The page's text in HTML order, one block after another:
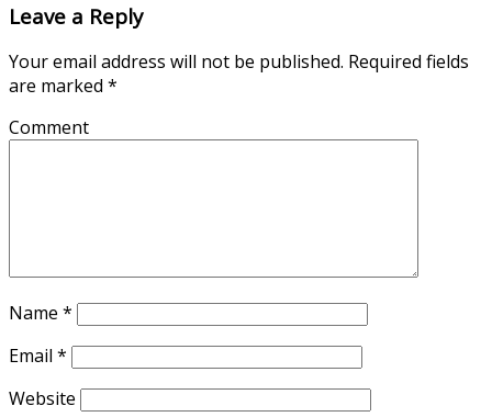
Leave a Reply
Your email address will not be published. Required fields
are marked *
Comment
Name *
Email *
Website